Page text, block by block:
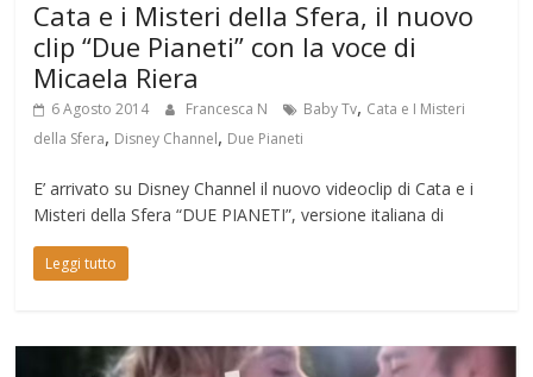
Cata e i Misteri della Sfera, il nuovo
clip “Due Pianeti” con la voce di
Micaela Riera
6 Agosto 2014 Francesca N Baby Tv, Cata e I Misteri
della Sfera, Disney Channel, Due Pianeti
E’ arrivato su Disney Channel il nuovo videoclip di Cata e i
Misteri della Sfera “DUE PIANETI”, versione italiana di
Leggi tutto